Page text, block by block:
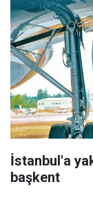
İstanbul'a
başkent